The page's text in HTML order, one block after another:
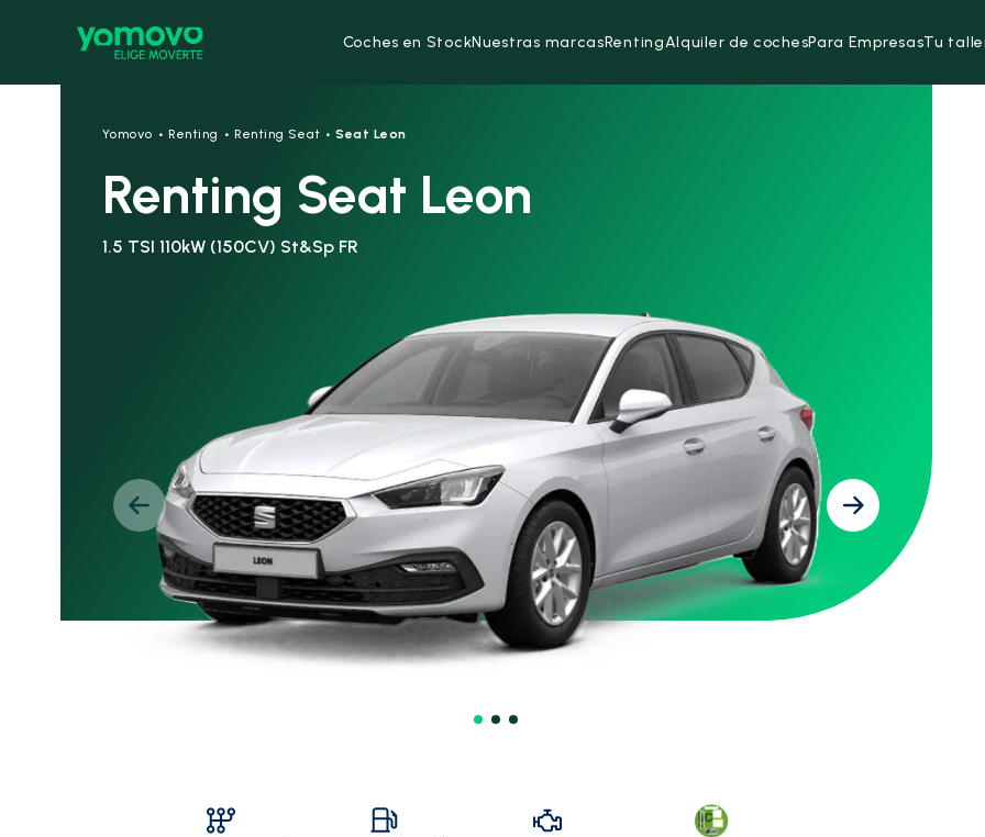
Coches en StockNuestras marcasRentingAlquiler de cochesPara EmpresasTu
Yomovo · Renting · Renting Seat · Seat Leon
Renting Seat Leon
1.5 TSI 110kW (150CV) St&Sp FR